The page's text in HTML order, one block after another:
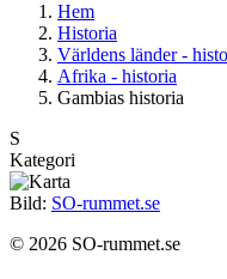
Hem
Historia
Världens länder -
Afrika - historia
Gambias historia
S
Kategori
Bild: SO-rummet.se
© 2026 SO-rummet.se